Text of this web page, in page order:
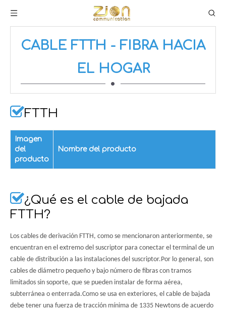
CABLE FTTH - FIBRA HACIA
EL HOGAR
FTTH
Imagen
del
producto
Nombre del producto
¿Qué es el cable de bajada
FTTH?
Los cables de derivación FTTH, como se mencionaron anteriormente, se
encuentran en el extremo del suscriptor para conectar el terminal de un
cable de distribución a las instalaciones del suscriptor.Por lo general, son
cables de diámetro pequeño y bajo número de fibras con tramos
limitados sin soporte, que se pueden instalar de forma aérea,
subterránea o enterrada.Como se usa en exteriores, el cable de bajada
debe tener una fuerza de tracción mínima de 1335 Newtons de acuerdo